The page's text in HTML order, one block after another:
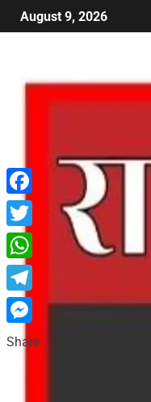
August 9, 2026
Facebook
Twitter
WhatsApp
Telegram
Messenger
Share